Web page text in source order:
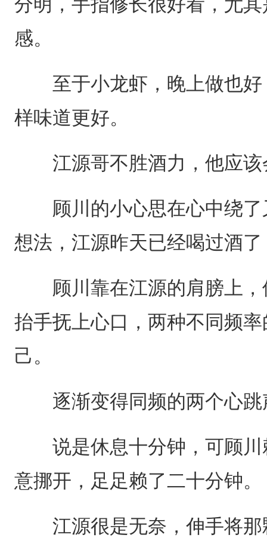
感。
至于小龙虾，晚上做也好
样味道更好。
江源哥不胜酒力，他应该
顾川的小心思在心中绕了
想法，江源昨天已经喝过酒
顾川靠在江源的肩膀上，
抬手抚上心口，两种不同频
己。
逐渐变得同频的两个心跳
说是休息十分钟，可顾川
意挪开，足足赖了二十分钟。
江源很是无奈，伸手将那